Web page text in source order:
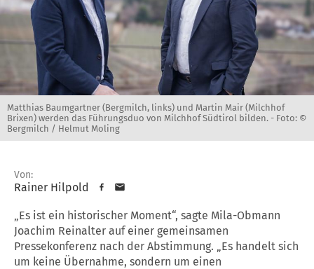
Matthias Baumgartner (Bergmilch, links) und Martin Mair (Milchhof
Brixen) werden das Führungsduo von Milchhof Südtirol bilden. - Foto: ©
Bergmilch / Helmut Moling
Von:
Rainer Hilpold
„Es ist ein historischer Moment“, sagte Mila-Obmann
Joachim Reinalter auf einer gemeinsamen
Pressekonferenz nach der Abstimmung. „Es handelt sich
um keine Übernahme, sondern um einen